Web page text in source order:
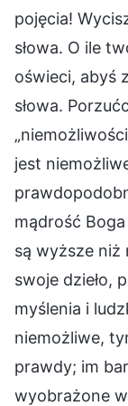
pojęcia!
słowa. O ile
oświeci, abyś
słowa.
jest
mądrość
są wyższe niż
swoje dzieło,
myślenia i
niemożliwe,
prawdy; im
wyobrażone